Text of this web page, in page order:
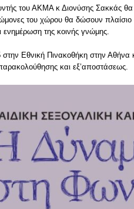
του ΑΚΜΑ κ Διονύσης Σακκάς θα
του χώρου θα δώσουν
ενημέρωση της κοινής γνώμης.
στην Εθνική Πινακοθήκη στην
και εξ’αποστάσεως.